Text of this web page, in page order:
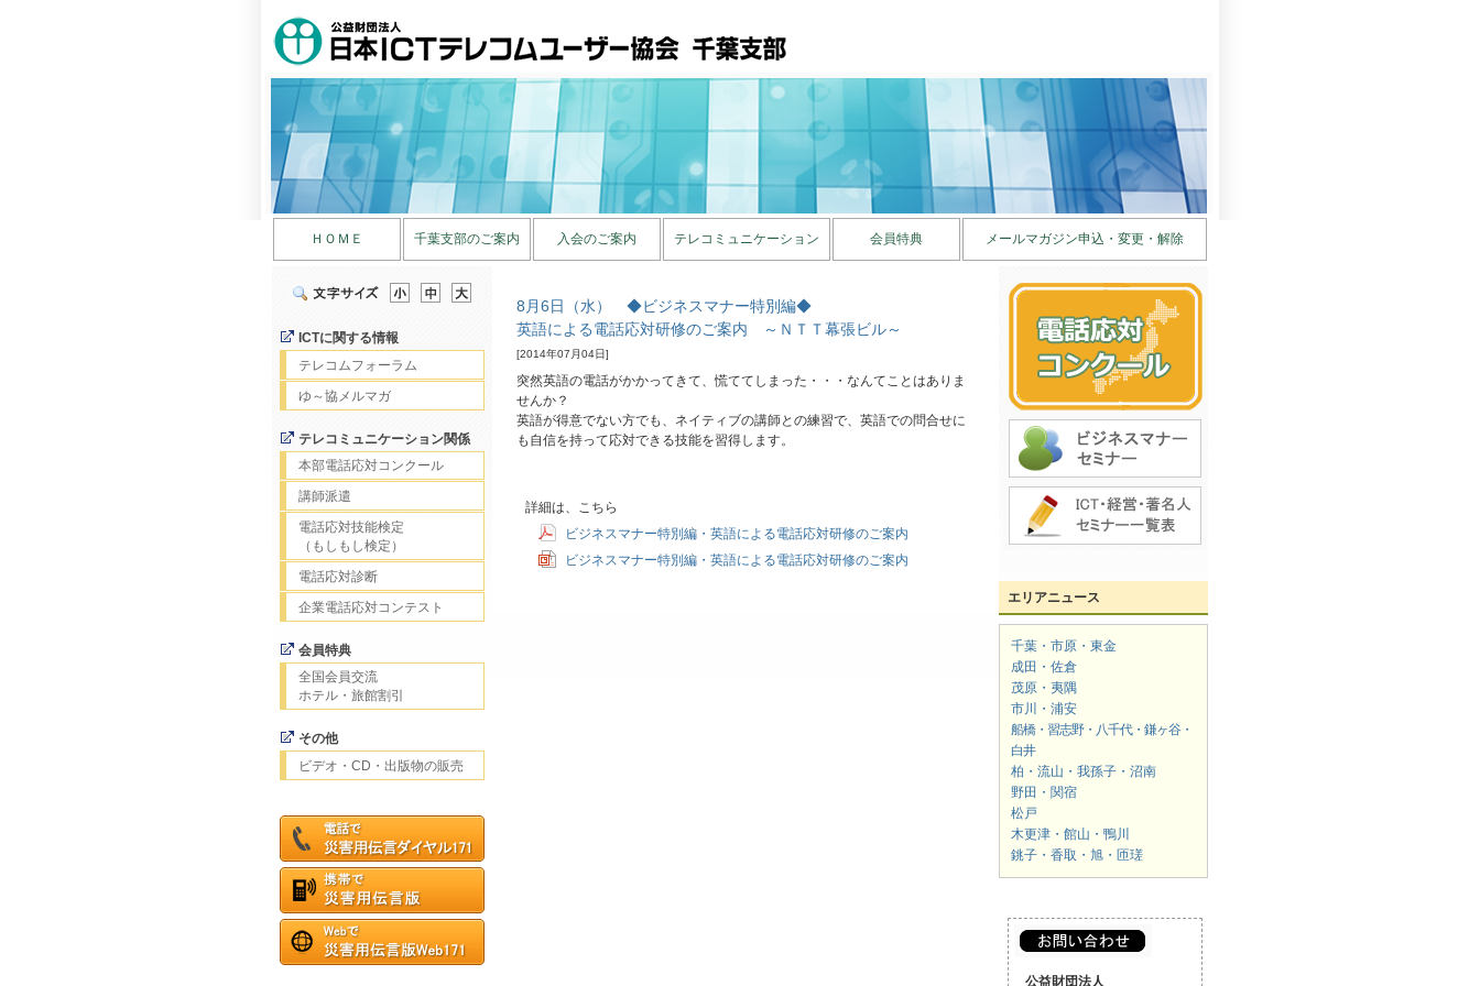
ＨＯＭＥ 千葉支部のご案内 入会のご案内 テレコミュニケーション 会員特典 メールマガジン申込・変更・解除
ICTに関する情報
テレコムフォーラム
ゆ～協メルマガ
テレコミュニケーション関係
本部電話応対コンクール
講師派遣
電話応対技能検定
（もしもし検定）
電話応対診断
企業電話応対コンテスト
会員特典
全国会員交流
ホテル・旅館割引
その他
ビデオ・CD・出版物の販売
エリアニュース
千葉・市原・東金
成田・佐倉
茂原・夷隅
市川・浦安
船橋・習志野・八千代・鎌ヶ谷・
白井
柏・流山・我孫子・沼南
野田・関宿
松戸
木更津・館山・鴨川
銚子・香取・旭・匝瑳
公益財団法人
8月6日（水） ◆ビジネスマナー特別編◆
英語による電話応対研修のご案内 ～ＮＴＴ幕張ビル～
[2014年07月04日]
突然英語の電話がかかってきて、慌ててしまった・・・なんてことはありま
せんか？
英語が得意でない方でも、ネイティブの講師との練習で、英語での問合せに
も自信を持って応対できる技能を習得します。
詳細は、こちら
ビジネスマナー特別編・英語による電話応対研修のご案内
ビジネスマナー特別編・英語による電話応対研修のご案内